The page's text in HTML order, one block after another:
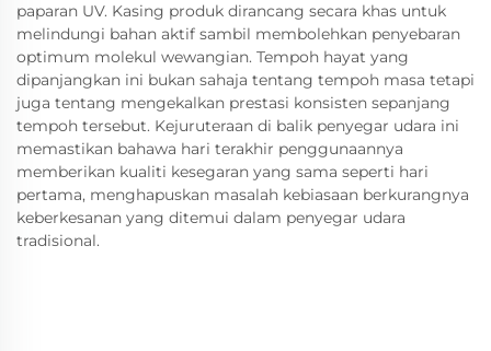
paparan UV. Kasing produk dirancang secara khas untuk
melindungi bahan aktif sambil membolehkan penyebaran
optimum molekul wewangian. Tempoh hayat yang
dipanjangkan ini bukan sahaja tentang tempoh masa tetapi
juga tentang mengekalkan prestasi konsisten sepanjang
tempoh tersebut. Kejuruteraan di balik penyegar udara ini
memastikan bahawa hari terakhir penggunaannya
memberikan kualiti kesegaran yang sama seperti hari
pertama, menghapuskan masalah kebiasaan berkurangnya
keberkesanan yang ditemui dalam penyegar udara
tradisional.